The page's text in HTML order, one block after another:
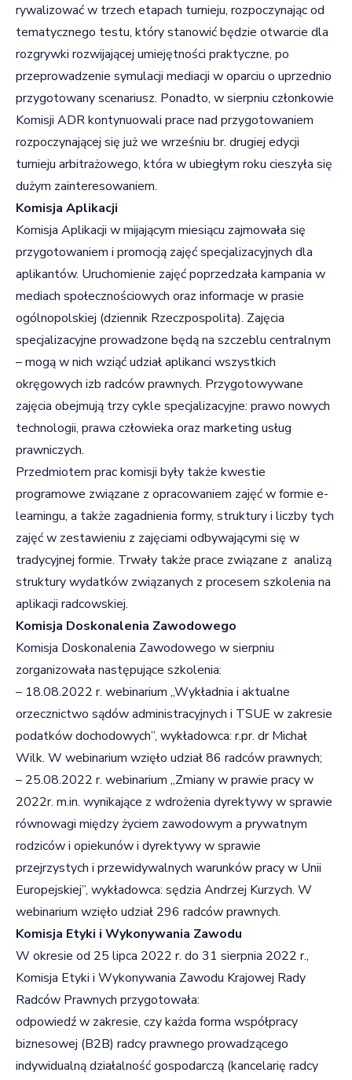
rywalizować w trzech etapach turnieju, rozpoczynając od
tematycznego testu, który stanowić będzie otwarcie dla
rozgrywki rozwijającej umiejętności praktyczne, po
przeprowadzenie symulacji mediacji w oparciu o uprzednio
przygotowany scenariusz. Ponadto, w sierpniu członkowie
Komisji ADR kontynuowali prace nad przygotowaniem
rozpoczynającej się już we wrześniu br. drugiej edycji
turnieju arbitrażowego, która w ubiegłym roku cieszyła się
dużym zainteresowaniem.
Komisja Aplikacji
Komisja Aplikacji w mijającym miesiącu zajmowała się
przygotowaniem i promocją zajęć specjalizacyjnych dla
aplikantów. Uruchomienie zajęć poprzedzała kampania w
mediach społecznościowych oraz informacje w prasie
ogólnopolskiej (dziennik Rzeczpospolita). Zajęcia
specjalizacyjne prowadzone będą na szczeblu centralnym
– mogą w nich wziąć udział aplikanci wszystkich
okręgowych izb radców prawnych. Przygotowywane
zajęcia obejmują trzy cykle specjalizacyjne: prawo nowych
technologii, prawa człowieka oraz marketing usług
prawniczych.
Przedmiotem prac komisji były także kwestie
programowe związane z opracowaniem zajęć w formie e-
learningu, a także zagadnienia formy, struktury i liczby tych
zajęć w zestawieniu z zajęciami odbywającymi się w
tradycyjnej formie. Trwały także prace związane z analizą
struktury wydatków związanych z procesem szkolenia na
aplikacji radcowskiej.
Komisja Doskonalenia Zawodowego
Komisja Doskonalenia Zawodowego w sierpniu
zorganizowała następujące szkolenia:
– 18.08.2022 r. webinarium „Wykładnia i aktualne
orzecznictwo sądów administracyjnych i TSUE w zakresie
podatków dochodowych”, wykładowca: r.pr. dr Michał
Wilk. W webinarium wzięło udział 86 radców prawnych;
– 25.08.2022 r. webinarium „Zmiany w prawie pracy w
2022r. m.in. wynikające z wdrożenia dyrektywy w sprawie
równowagi między życiem zawodowym a prywatnym
rodziców i opiekunów i dyrektywy w sprawie
przejrzystych i przewidywalnych warunków pracy w Unii
Europejskiej”, wykładowca: sędzia Andrzej Kurzych. W
webinarium wzięło udział 296 radców prawnych.
Komisja Etyki i Wykonywania Zawodu
W okresie od 25 lipca 2022 r. do 31 sierpnia 2022 r.,
Komisja Etyki i Wykonywania Zawodu Krajowej Rady
Radców Prawnych przygotowała:
odpowiedź w zakresie, czy każda forma współpracy
biznesowej (B2B) radcy prawnego prowadzącego
indywidualną działalność gospodarczą (kancelarię radcy